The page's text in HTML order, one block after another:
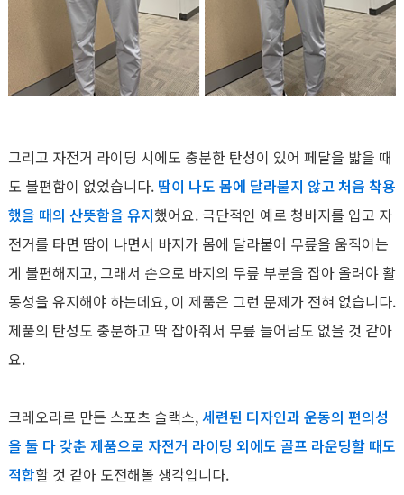
그리고 자전거 라이딩 시에도 충분한 탄성이 있어 페달을 밟을 때
도 불편함이 없었습니다. 땀이 나도 몸에 달라붙지 않고 처음 착용
했을 때의 산뜻함을 유지했어요. 극단적인 예로 청바지를 입고 자
전거를 타면 땀이 나면서 바지가 몸에 달라붙어 무릎을 움직이는
게 불편해지고, 그래서 손으로 바지의 무릎 부분을 잡아 올려야 활
동성을 유지해야 하는데요, 이 제품은 그런 문제가 전혀 없습니다.
제품의 탄성도 충분하고 딱 잡아줘서 무릎 늘어남도 없을 것 같아
요.
크레오라로 만든 스포츠 슬랙스,세련된 디자인과 운동의 편의성
을 둘 다 갖춘 제품으로 자전거 라이딩 외에도 골프 라운딩할 때도
적합할 것 같아 도전해볼 생각입니다.